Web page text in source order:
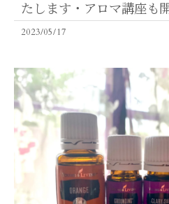
たします・アロマ講座も
2023/05/17